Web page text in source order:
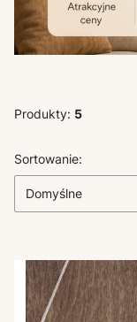
Produkty: 5
Lista produktów
Sortowanie:
Domyślne